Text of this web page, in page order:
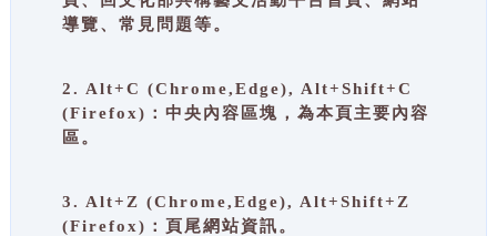
導覽、常見問題等。
2. Alt+C (Chrome,Edge), Alt+Shift+C
(Firefox)：中央內容區塊，為本頁主要內容
區。
3. Alt+Z (Chrome,Edge), Alt+Shift+Z
(Firefox)：頁尾網站資訊。